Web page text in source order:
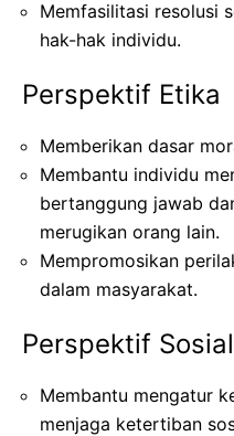
Memfasilitasi resolusi
hak-hak individu.
Perspektif Etika
Memberikan dasar
Membantu individu
bertanggung jawab
merugikan orang lain.
Mempromosikan
dalam masyarakat.
Perspektif Sosial
Membantu mengatur
menjaga ketertiban